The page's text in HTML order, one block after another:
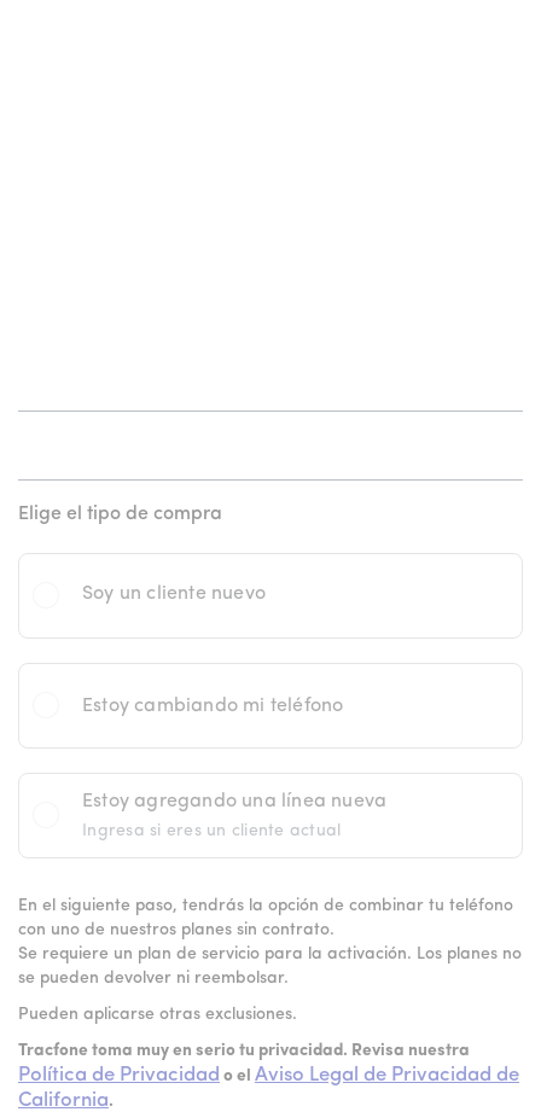
Elige el tipo de compra
Soy un cliente nuevo
Estoy cambiando mi teléfono
Estoy agregando una línea nueva
Ingresa si eres un cliente actual
En el siguiente paso, tendrás la opción de combinar tu teléfono
con uno de nuestros planes sin contrato.
Se requiere un plan de servicio para la activación. Los planes no
se pueden devolver ni reembolsar.
Pueden aplicarse otras exclusiones.
Tracfone toma muy en serio tu privacidad. Revisa nuestra
Política de Privacidad o el Aviso Legal de Privacidad de
California.